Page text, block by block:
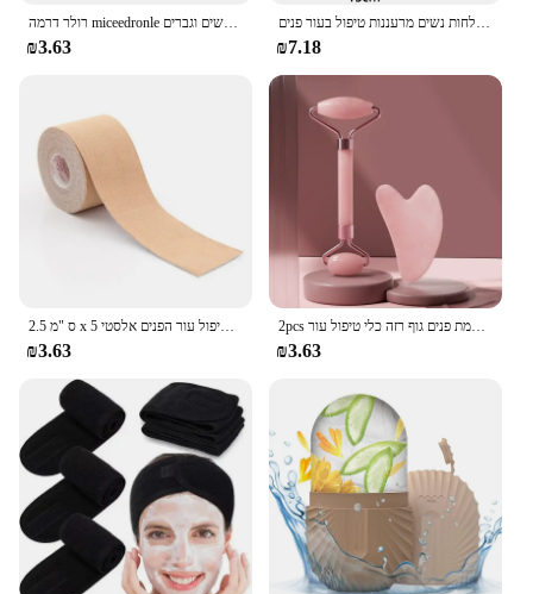
רולר דרמה miceedronle עם מחטי טיטניום כלי מיקרו מדהים לעור הפנים שיער זקן הקרקפת זקן נשים וגברים
₪3.63
מסיכת ביו קולגן הבהרת לחות עמוק לכווץ נקבוביות הלילה מסכת לחות עדינה לחות נשים מרעננות טיפול בעור פנים
₪7.18
2.5 ס "מ x 5 מ 'קינסיולוגיה עבור הפנים הצוואר קו העין הרמת מסיר קמטים קלטת הדבקה כלי טיפול עור הפנים כלי טיפול עור הפנים אלסטי
₪3.63
2pcs פנים רולר מעסה גושה לוח שרפים קמטים מסיר עיסוי רולר עבור הרמת פנים גוף רזה כלי טיפול עור
₪3.63